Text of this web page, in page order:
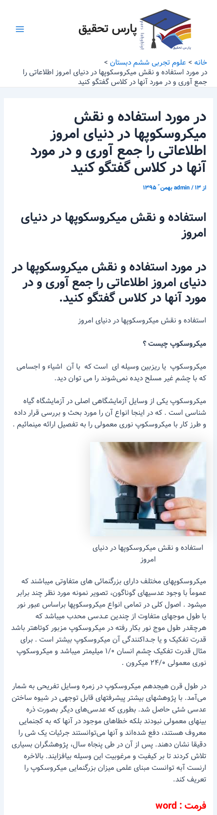
پارس تحقیق
خانه
علوم تجربی ششم دبستان
در مورد استفاده و نقش میکروسکوپها در دنیای امروز اطلاعاتی را
جمع آوری و در مورد آنها در کلاس گفتگو کنید
در مورد استفاده و نقش
میکروسکوپها در دنیای امروز
اطلاعاتی را جمع آوری و در مورد
آنها در کلاس گفتگو کنید
از admin/۱۳ بهمن ّ ۱۳۹۵
استفاده و نقش میکروسکوپها در دنیای
امروز
در مورد استفاده و نقش میکروسکوپها در
دنیای امروز اطلاعاتی را جمع آوری و در
مورد آنها در کلاس گفتگو کنید.
استفاده و نقش میکروسکوپها در دنیای امروز
میکروسکوپ چیست ؟
میکروسکوپ یا ریزبین وسیله ای است که با آن اشیاء و اجسامی
که با چشم غیر مسلح دیده نمی‌شوند را می توان دید.
میکروسکوپ یکی از وسایل آزمایشگاهی اصلی در آزمایشگاه گیاه
شناسی است . که در اینجا انواع آن را مورد بحث و بررسی قرار داده
و طرز کار با میکروسکوپ نوری معمولی را به تفصیل ارائه مینمائیم .
استفاده و نقش میکروسکوپها در دنیای
امروز
میکروسکوپهای مختلف دارای بزرگنمائی های متفاوتی میباشند که
عموماً با وجود عدسیهای گوناگون، تصویر نمونه مورد نظر چند برابر
میشود . اصول کلی در تمامی انواع میکروسکوپها براساس عبور نور
با طول موجهای متفاوت از چندین عــدسی محدب میباشد که
هرچقدر طول موج نور بکار رفته در میکروسکوپ مزبور کوتاهتر باشد
قدرت تفکیک و یا جــداکنندگی آن میکروسکوپ بیشتر است . برای
مثال قدرت تفکیک چشم انسان ۱/۰ میلیمتر میباشد و میکروسکوپ
نوری معمولی ۲۴/۰ میکرون .
در طول قرن هیجدهم میکروسکوپ در زمره وسایل تفریحی به شمار
می‌آمد. با پژوهشهای بیشتر پیشرفتهای قابل توجهی در شیوه ساختن
عدسی شئی حاصل شد. بطوری که عدسی‌های دیگر بصورت ذره‌
بینهای معمولی نبودند بلکه خطاهای موجود در آنها که به کجنمایی
معروف هستند، دفع شده‌اند و آنها می‌توانستند جرئیات یک شی را
دقیقا نشان دهند. پس از آن در طی پنجاه سال، پژوهشگران بسیاری
تلاش کردند تا بر کیفیت و مرغوبیت این وسیله بیافزایند. بالاخره
ارنست آبه توانست مبنای علمی میزان بزرگنمایی میکروسکوپ را
تعریف کند.
فرمت : word